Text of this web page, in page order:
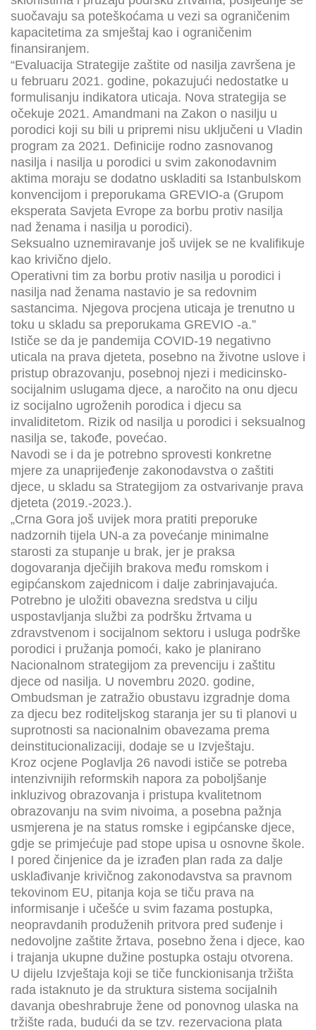
suočavaju sa poteškoćama u vezi sa ograničenim
kapacitetima za smještaj kao i ograničenim
finansiranjem.
“Evaluacija Strategije zaštite od nasilja završena je
u februaru 2021. godine, pokazujući nedostatke u
formulisanju indikatora uticaja. Nova strategija se
očekuje 2021. Amandmani na Zakon o nasilju u
porodici koji su bili u pripremi nisu uključeni u Vladin
program za 2021. Definicije rodno zasnovanog
nasilja i nasilja u porodici u svim zakonodavnim
aktima moraju se dodatno uskladiti sa Istanbulskom
konvencijom i preporukama GREVIO-a (Grupom
eksperata Savjeta Evrope za borbu protiv nasilja
nad ženama i nasilja u porodici).
Seksualno uznemiravanje još uvijek se ne kvalifikuje
kao krivično djelo.
Operativni tim za borbu protiv nasilja u porodici i
nasilja nad ženama nastavio je sa redovnim
sastancima. Njegova procjena uticaja je trenutno u
toku u skladu sa preporukama GREVIO -a.”
Ističe se da je pandemija COVID-19 negativno
uticala na prava djeteta, posebno na životne uslove i
pristup obrazovanju, posebnoj njezi i medicinsko-
socijalnim uslugama djece, a naročito na onu djecu
iz socijalno ugroženih porodica i djecu sa
invaliditetom. Rizik od nasilja u porodici i seksualnog
nasilja se, takođe, povećao.
Navodi se i da je potrebno sprovesti konkretne
mjere za unaprijeđenje zakonodavstva o zaštiti
djece, u skladu sa Strategijom za ostvarivanje prava
djeteta (2019.-2023.).
„Crna Gora još uvijek mora pratiti preporuke
nadzornih tijela UN-a za povećanje minimalne
starosti za stupanje u brak, jer je praksa
dogovaranja dječijih brakova među romskom i
egipćanskom zajednicom i dalje zabrinjavajuća.
Potrebno je uložiti obavezna sredstva u cilju
uspostavljanja službi za podršku žrtvama u
zdravstvenom i socijalnom sektoru i usluga podrške
porodici i pružanja pomoći, kako je planirano
Nacionalnom strategijom za prevenciju i zaštitu
djece od nasilja. U novembru 2020. godine,
Ombudsman je zatražio obustavu izgradnje doma
za djecu bez roditeljskog staranja jer su ti planovi u
suprotnosti sa nacionalnim obavezama prema
deinstitucionalizaciji, dodaje se u Izvještaju.
Kroz ocjene Poglavlja 26 navodi ističe se potreba
intenzivnijih reformskih napora za poboljšanje
inkluzivog obrazovanja i pristupa kvalitetnom
obrazovanju na svim nivoima, a posebna pažnja
usmjerena je na status romske i egipćanske djece,
gdje se primjećuje pad stope upisa u osnovne škole.
I pored činjenice da je izrađen plan rada za dalje
usklađivanje krivičnog zakonodavstva sa pravnom
tekovinom EU, pitanja koja se tiču prava na
informisanje i učešće u svim fazama postupka,
neopravdanih produženih pritvora pred suđenje i
nedovoljne zaštite žrtava, posebno žena i djece, kao
i trajanja ukupne dužine postupka ostaju otvorena.
U dijelu Izvještaja koji se tiče funckionisanja tržišta
rada istaknuto je da struktura sistema socijalnih
davanja obeshrabruje žene od ponovnog ulaska na
tržište rada, budući da se tzv. rezervaciona plata